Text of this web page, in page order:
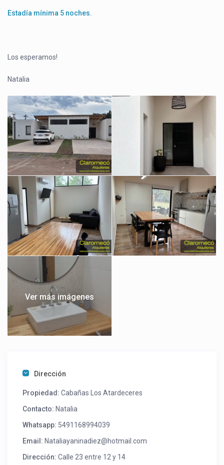
Estadía mínima 5 noches.
Los esperamos!
Natalia
Ver más imágenes
Dirección
Propiedad: Cabañas Los Atardeceres
Contacto: Natalia
Whatsapp: 5491168994039
Email: Nataliayaninadiez@hotmail.com
Dirección: Calle 23 entre 12 y 14